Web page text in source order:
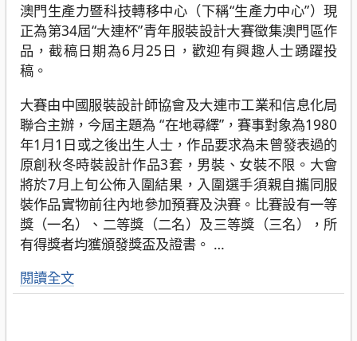
澳門生產力暨科技轉移中心（下稱“生產力中心”）現
正為第34屆“大連杯”青年服裝設計大賽徵集澳門區作
品，截稿日期為6月25日，歡迎有興趣人士踴躍投
稿。
大賽由中國服裝設計師協會及大連市工業和信息化局
聯合主辦，今屆主題為 “在地尋繹”，賽事對象為1980
年1月1日或之後出生人士，作品要求為未曾發表過的
原創秋冬時裝設計作品3套，男裝、女裝不限。大會
將於7月上旬公佈入圍結果，入圍選手須親自攜同服
裝作品實物前往內地參加預賽及決賽。比賽設有一等
獎（一名）、二等獎（二名）及三等獎（三名），所
有得獎者均獲頒發獎盃及證書。 …
閱讀全文